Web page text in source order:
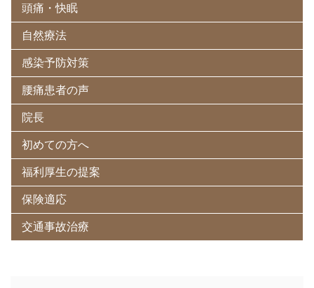
頭痛・快眠
自然療法
感染予防対策
腰痛患者の声
院長
初めての方へ
福利厚生の提案
保険適応
交通事故治療